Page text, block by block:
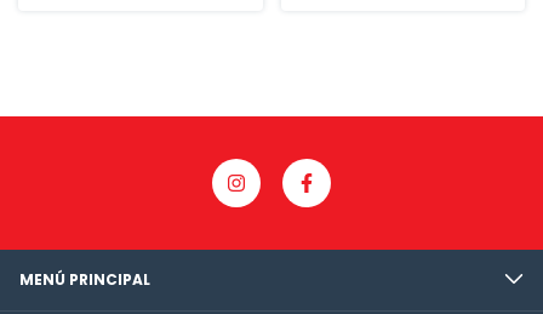
MENÚ PRINCIPAL